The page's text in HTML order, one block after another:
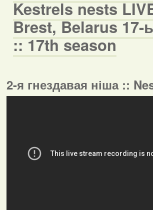
Kestrels nests
Brest, Belarus 17-
:: 17th season
2-я гнездавая ніша ::